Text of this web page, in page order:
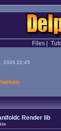
Files|
2026 22:45
Render lib